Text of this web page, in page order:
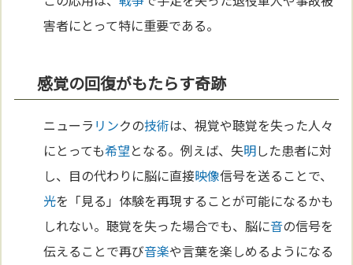
害者にとって特に重要である。
感覚の回復がもたらす奇跡
ニューラ リンクの技術は、視覚や聴覚を失った人々
にとっても希望となる。例えば、失明した患者に対
し、目の代わりに脳に直接映像信号を送ることで、
光を「見る」体験を再現することが可能になるかも
しれない。聴覚を失った場合でも、脳に音の信号を
伝えることで再び音楽や言葉を楽しめるようになる